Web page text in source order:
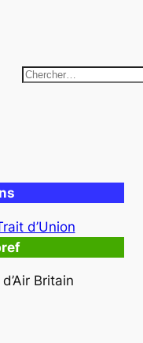
R
r
c
h
e
r
d’Union
Britain